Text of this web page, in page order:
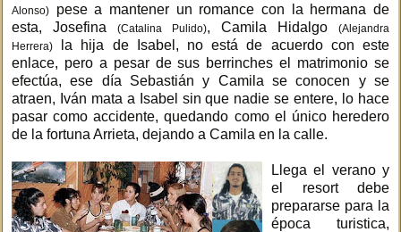
Alonso)
pese a mantener un romance con la hermana de
esta, Josefina
(Catalina Pulido), Camila Hidalgo
(Alejandra
Herrera)
la hija de Isabel, no está de acuerdo con este
enlace, pero a pesar de sus berrinches el matrimonio se
efectúa, ese día Sebastián y Camila se conocen y se
atraen, Iván mata a Isabel sin que nadie se entere, lo hace
pasar como accidente, quedando como el único heredero
de la fortuna Arrieta, dejando a Camila en la calle.
Llega el verano y
el resort debe
prepararse para la
época turistica,